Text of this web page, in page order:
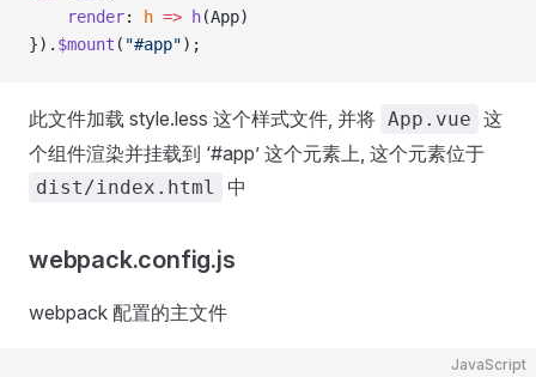
    render
: h => h(App)
}). $mount ( "#app");
此文件加载 style.less 这个样式文件, 并将 App.vue 这
个组件渲染并挂载到 ‘#app’ 这个元素上, 这个元素位于
dist/index.html 中
webpack.config.js
webpack 配置的主文件
JavaScript